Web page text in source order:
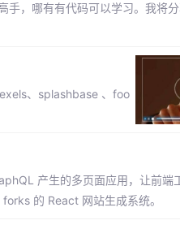
手，哪有有代码可以学习。我将
、splashbase 、foo
产生的多页面应用，让前端
的 React 网站生成系统。